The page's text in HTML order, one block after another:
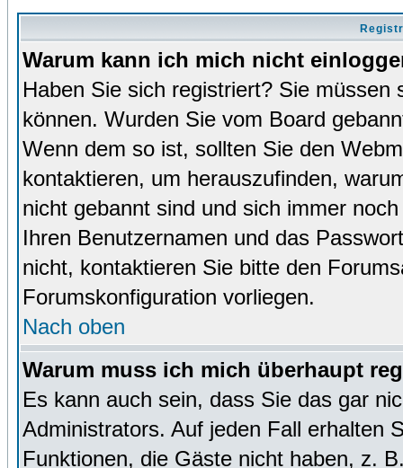
Warum kann ich mich nicht
Haben Sie sich registriert? Sie
können. Wurden Sie vom Board
Wenn dem so ist, sollten Sie den
kontaktieren, um herauszufinden,
nicht gebannt sind und sich immer
Ihren Benutzernamen und das
nicht, kontaktieren Sie bitte den
Forumskonfiguration vorliegen.
Nach oben
Warum muss ich mich überhaupt
Es kann auch sein, dass Sie das gar
Administrators. Auf jeden Fall erhalten
Funktionen, die Gäste nicht haben, z.